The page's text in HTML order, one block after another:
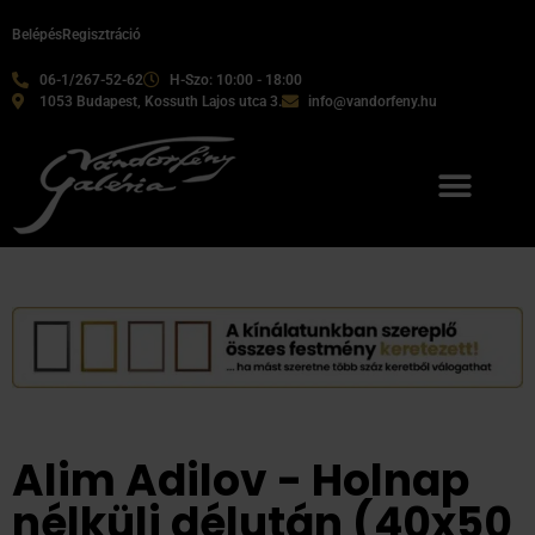
06-1/267-52-62
H-Szo: 10:00 - 18:00
1053 Budapest, Kossuth Lajos utca 3.
info@vandorfeny.hu
BelépésRegisztráció
Alim Adilov - Holnap